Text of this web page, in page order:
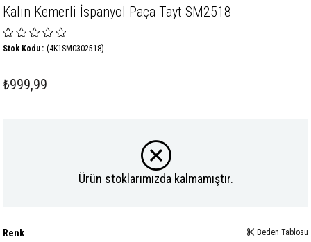
Kalın Kemerli İspanyol Paça Tayt SM2518
(4K1SM0302518)
Stok Kodu
₺999,99
Ürün stoklarımızda kalmamıştır.
Renk Beden Tablosu